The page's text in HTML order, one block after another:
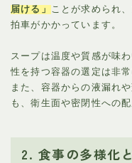
届ける」 ことが求められ
拍車がかかっています。
スープは温度や質感が味
性を持つ容器の選定は非常
また、容器からの液漏れ
も、衛生面や密閉性への
2. 食事の多様化